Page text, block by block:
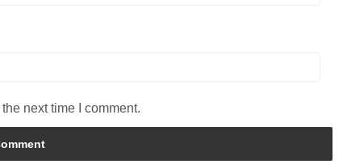
next time I comment.